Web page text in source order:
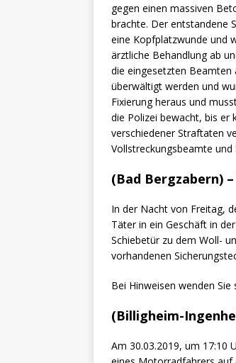
gegen einen massiven
brachte. Der entstandene
eine Kopfplatzwunde und
ärztliche Behandlung ab
die eingesetzten Beamten
überwältigt werden und
Fixierung heraus und
die Polizei bewacht, bis er
verschiedener Straftaten
Vollstreckungsbeamte und
(Bad Bergzabern)
In der Nacht von Freitag,
Täter in ein Geschäft in
Schiebetür zu dem Woll-
vorhandenen
Bei Hinweisen wenden
(Billigheim-
Am 30.03.2019, um 17:10